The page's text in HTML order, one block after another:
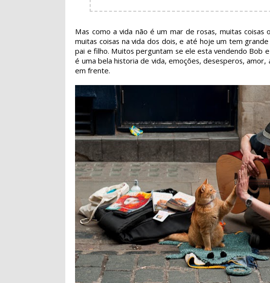
Mas como a vida não é um mar de rosas, muitas
muitas coisas na vida dos dois, e até hoje um tem
pai e filho. Muitos perguntam se ele esta vendendo Bob
é uma bela historia de vida, emoções, desesperos, amor,
em frente.